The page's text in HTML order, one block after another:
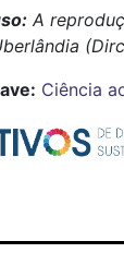
A
Ciência